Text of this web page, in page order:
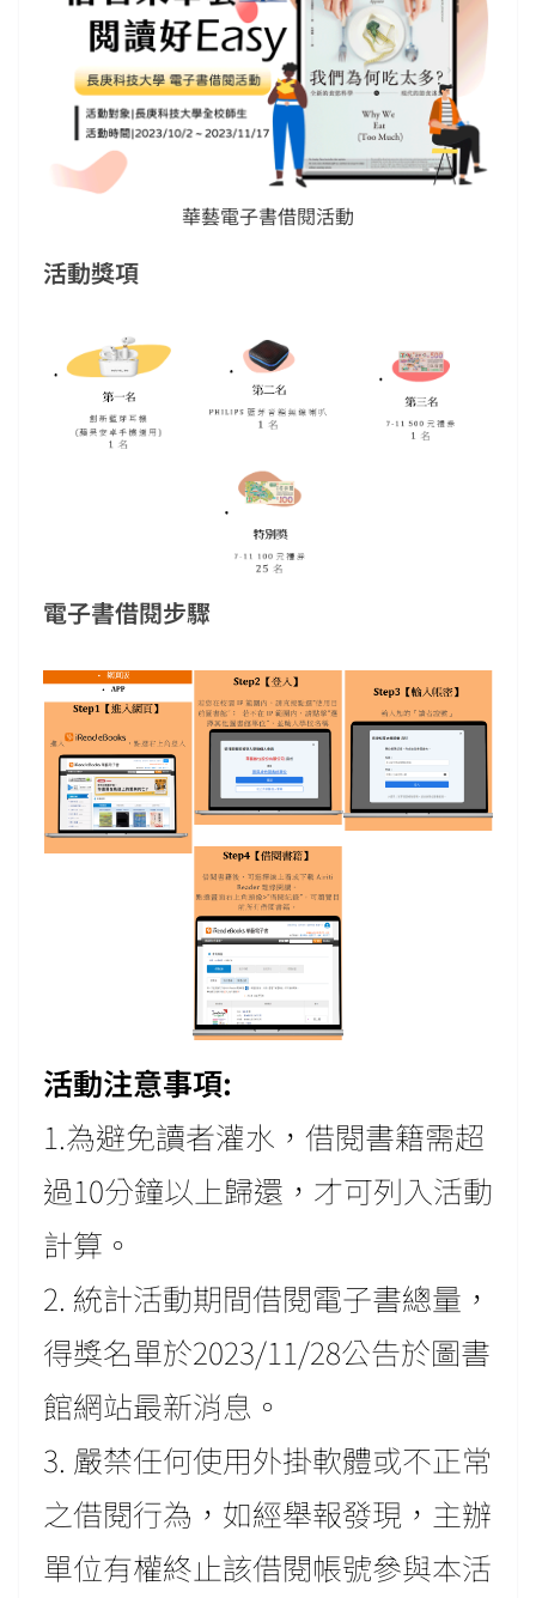
華藝電子書借閱活動
活動獎項
電子書借閱步驟
活動注意事項:
1.為避免讀者灌水，借閱書籍需超
過10分鐘以上歸還，才可列入活動
計算。
2. 統計活動期間借閱電子書總量，
得獎名單於2023/11/28公告於圖書
館網站最新消息。
3. 嚴禁任何使用外掛軟體或不正常
之借閱行為，如經舉報發現，主辦
單位有權終止該借閱帳號參與本活